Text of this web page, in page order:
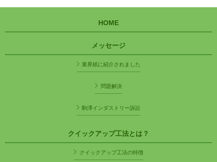
HOME
メッセージ
業界紙に紹介されました
問題解決
駒澤インダストリー訴訟
クイックアップ工法とは？
クイックアップ工法の特徴